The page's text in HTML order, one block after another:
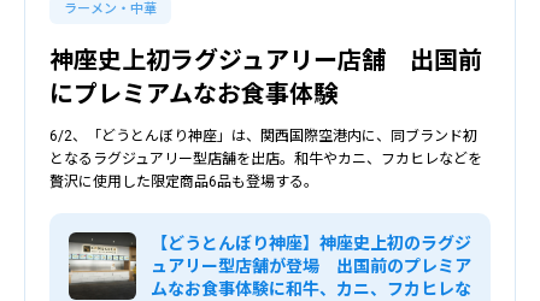
ラーメン・中華
神座史上初ラグジュアリー店舗 出国前
にプレミアムなお食事体験
6/2、「どうとんぼり神座」は、関西国際空港内に、同ブランド初
となるラグジュアリー型店舗を出店。和牛やカニ、フカヒレなどを
贅沢に使用した限定商品6品も登場する。
【どうとんぼり神座】神座史上初のラグジ
ュアリー型店舗が登場 出国前のプレミア
ムなお食事体験に和牛、カニ、フカヒレな